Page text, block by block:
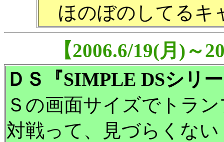
ほのぼのしてるキ
【2006.6/19(月)～
ＤＳ『SIMPLE DSシリ
Ｓの画面サイズでトラ
対戦って、見づらくない